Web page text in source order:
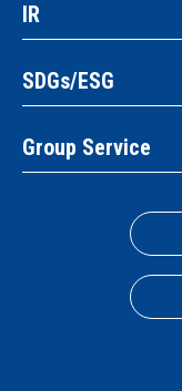
IR
SDGs/ESG
Group Service